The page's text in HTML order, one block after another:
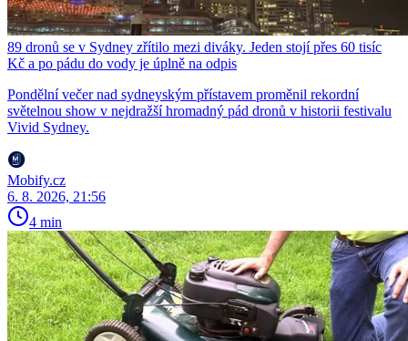
89 dronů se v Sydney zřítilo mezi diváky. Jeden stojí přes 60 tisíc
Kč a po pádu do vody je úplně na odpis
Pondělní večer nad sydneyským přístavem proměnil rekordní
světelnou show v nejdražší hromadný pád dronů v historii festivalu
Vivid Sydney.
Mobify.cz
6. 8. 2026, 21:56
4 min